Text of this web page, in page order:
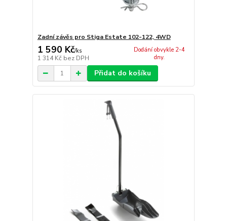
Zadní závěs pro Stiga Estate 102-122, 4WD
1 590 Kč/ks
1 314 Kč bez DPH
Dodání obvykle 2-4
dny.
Přidat do košíku